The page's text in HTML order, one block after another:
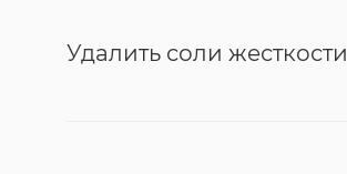
Удалить соли жесткости